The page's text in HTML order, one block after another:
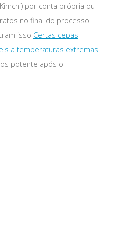
por conta própria ou
no final do processo
isso Certas cepas
a temperaturas extremas
potente após o